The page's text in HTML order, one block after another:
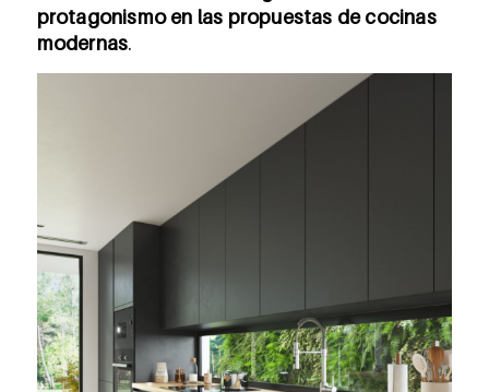
protagonismo en las propuestas de cocinas
modernas.